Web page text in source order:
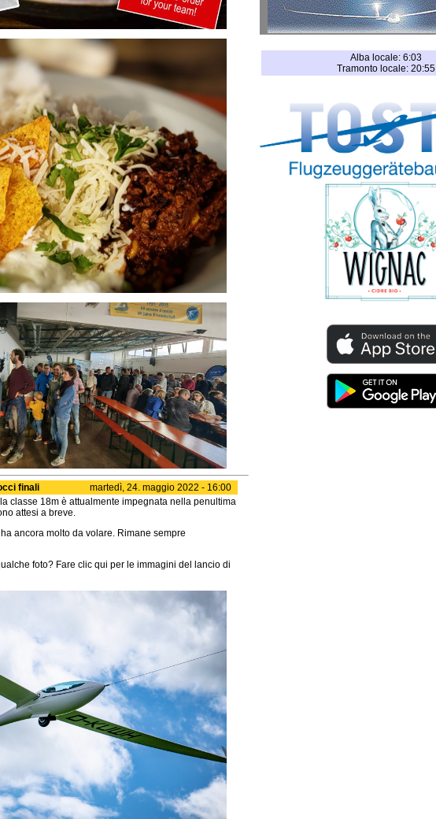
finali
martedì, 24. maggio 2022 - 16:00
classe 18m è attualmente impegnata nella penultima
attesi a breve.
ancora molto da volare. Rimane sempre
foto? Fare clic qui per le immagini del lancio di
Alba locale: 6:03
Tramonto locale: 20:55